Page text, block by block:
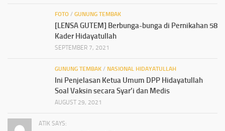
FOTO / GUNUNG TEMBAK
[LENSA GUTEM] Berbunga-bunga di Pernikahan 58
Kader Hidayatullah
SEPTEMBER 7, 2021
GUNUNG TEMBAK / NASIONAL HIDAYATULLAH
Ini Penjelasan Ketua Umum DPP Hidayatullah
Soal Vaksin secara Syar’i dan Medis
AUGUST 29, 2021
ATIK SAYS: